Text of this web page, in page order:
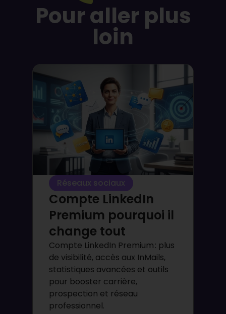
Pour aller plus
loin
Réseaux sociaux
Compte LinkedIn
Premium pourquoi il
change tout
Compte LinkedIn Premium : plus
de visibilité, accès aux InMails,
statistiques avancées et outils
pour booster carrière,
prospection et réseau
professionnel.